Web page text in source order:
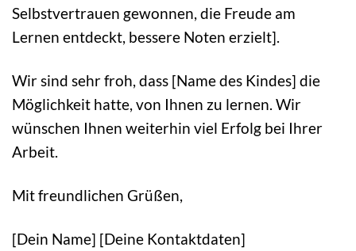
Selbstvertrauen gewonnen, die Freude am
Lernen entdeckt, bessere Noten erzielt].
Wir sind sehr froh, dass [Name des Kindes] die
Möglichkeit hatte, von Ihnen zu lernen. Wir
wünschen Ihnen weiterhin viel Erfolg bei Ihrer
Arbeit.
Mit freundlichen Grüßen,
[Dein Name] [Deine Kontaktdaten]